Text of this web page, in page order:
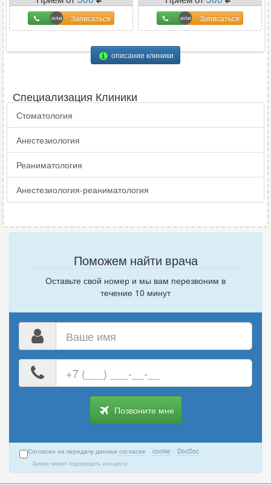
Записаться Записаться
описание клиники
Специализация Клиники
Стоматология
Анестезиология
Реаниматология
Анестезиология-реаниматология
Поможем найти врача
Оставьте свой номер и мы вам перезвоним в
течение 10 минут
номер
телефона
Позвоните мне
Согласен на передачу данных согласие · cookie · DocDoc
Заявку может подтвердить кол-центр.